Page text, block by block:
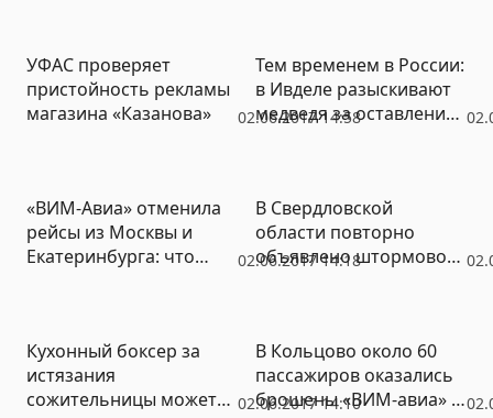
02.06.2017 14:58
УФАС проверяет
пристойность рекламы
магазина «Казанова»
Тем временем в России:
в Ивделе разыскивают
медведя за оставление
02.06.2017 14:18
«ВИМ-Авиа» отменила
рейсы из Москвы и
Екатеринбурга: что
В Свердловской
области повторно
объявлено штормовое
02.06.2017 14:10
Кухонный боксер за
истязания
сожительницы может
В Кольцово около 60
пассажиров оказались
брошены «ВИМ-авиа» –